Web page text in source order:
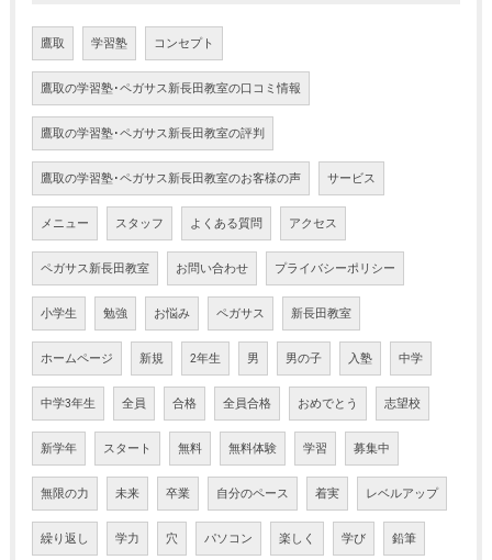
鷹取 学習塾 コンセプト
鷹取の学習塾･ペガサス新長田教室の口コミ情報
鷹取の学習塾･ペガサス新長田教室の評判
鷹取の学習塾･ペガサス新長田教室のお客様の声 サービス
メニュー スタッフ よくある質問 アクセス
ペガサス新長田教室 お問い合わせ プライバシーポリシー
小学生 勉強 お悩み ペガサス 新長田教室
ホームページ 新規 2年生 男 男の子 入塾 中学
中学3年生 全員 合格 全員合格 おめでとう 志望校
新学年 スタート 無料 無料体験 学習 募集中
無限の力 未来 卒業 自分のペース 着実 レベルアップ
繰り返し 学力 穴 パソコン 楽しく 学び 鉛筆